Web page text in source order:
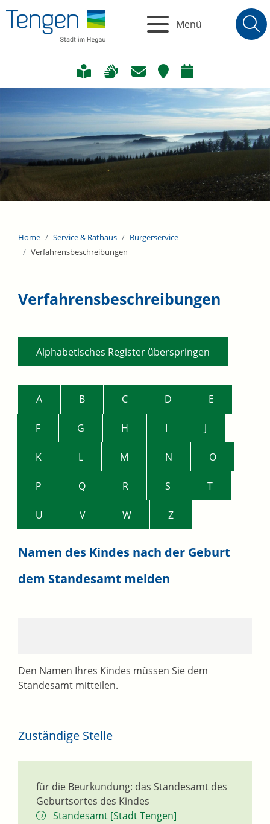
Menü
Home Service & Rathaus
Bürgerservice
Verfahrensbeschreibungen
Verfahrensbeschreibungen
Alphabetisches Register überspringen
A B C D E
F G H I J
K L M N O
P Q R S T
U V W Z
Namen des Kindes nach der Geburt
dem Standesamt melden
Den Namen Ihres Kindes müssen Sie dem
Standesamt mitteilen.
Zuständige Stelle
für die Beurkundung: das Standesamt des
Geburtsortes des Kindes
Standesamt [Stadt Tengen]